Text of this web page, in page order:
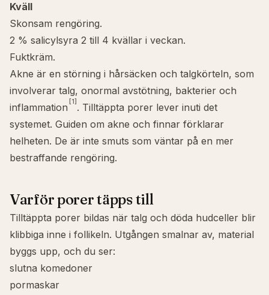
Kväll
Skonsam rengöring.
2 % salicylsyra 2 till 4 kvällar i veckan.
Fuktkräm.
Akne är en störning i hårsäcken och talgkörteln, som
involverar talg, onormal avstötning, bakterier och
inflammation [1] . Tilltäppta porer lever inuti det
systemet. Guiden om akne och finnar förklarar
helheten. De är inte smuts som väntar på en mer
bestraffande rengöring.
Varför porer täpps till
Tilltäppta porer bildas när talg och döda hudceller blir
klibbiga inne i follikeln. Utgången smalnar av, material
byggs upp, och du ser:
slutna komedoner
pormaskar